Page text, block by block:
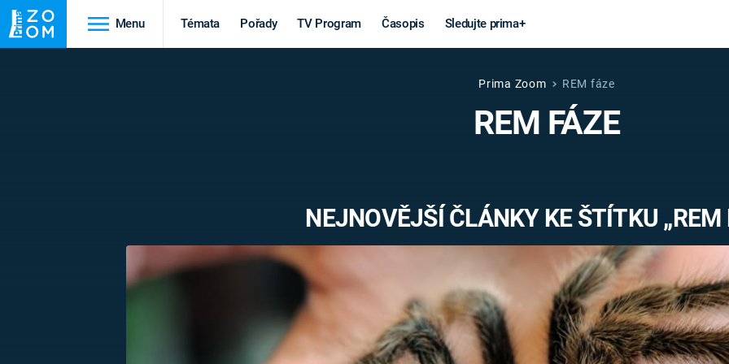
Menu Témata Pořady TV Program Časopis Sledujte prima+
STAROVĚKÝ EGYPT
Věda a
technika
MARS
VÁLEČNÉ
Výročí
Záhady a
Prima Zoom REM fáze
REM FÁZE
NEJNOVĚJŠÍ ČLÁNKY KE ŠTÍTKU „REM